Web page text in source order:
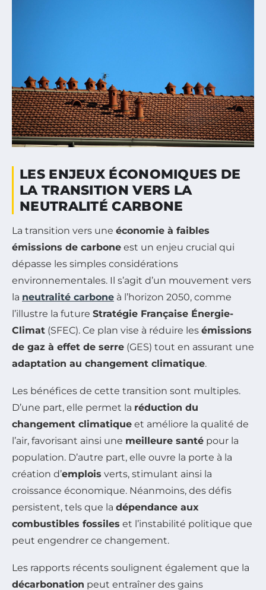
LES ENJEUX ÉCONOMIQUES DE
LA TRANSITION VERS LA
NEUTRALITÉ CARBONE
La transition vers une économie à faibles
émissions de carbone est un enjeu crucial qui
dépasse les simples considérations
environnementales. Il s’agit d’un mouvement vers
la neutralité carbone à l’horizon 2050, comme
l’illustre la future Stratégie Française Énergie-
Climat (SFEC). Ce plan vise à réduire les émissions
de gaz à effet de serre (GES) tout en assurant une
adaptation au changement climatique.
Les bénéfices de cette transition sont multiples.
D’une part, elle permet la réduction du
changement climatique et améliore la qualité de
l’air, favorisant ainsi une meilleure santé pour la
population. D’autre part, elle ouvre la porte à la
création d’emplois verts, stimulant ainsi la
croissance économique. Néanmoins, des défis
persistent, tels que la dépendance aux
combustibles fossiles et l’instabilité politique que
peut engendrer ce changement.
Les rapports récents soulignent également que la
décarbonation peut entraîner des gains